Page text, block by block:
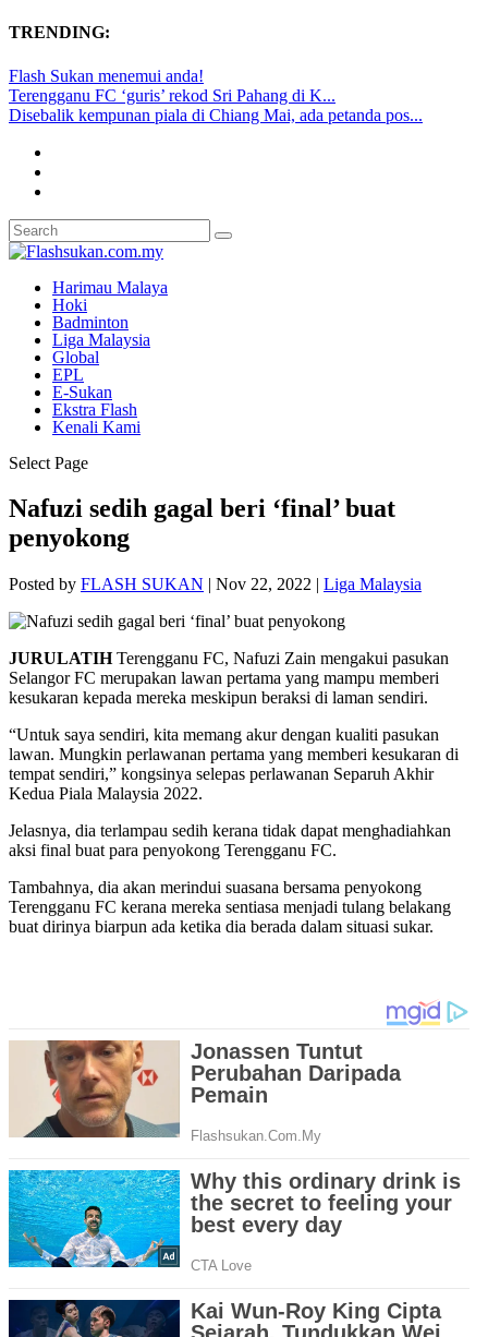
TRENDING:
Flash Sukan menemui anda!
Terengganu FC ‘guris’ rekod Sri Pahang di K...
Disebalik kempunan piala di Chiang Mai, ada petanda pos...
Harimau Malaya
Hoki
Badminton
Liga Malaysia
Global
EPL
E-Sukan
Ekstra Flash
Kenali Kami
Select Page
Nafuzi sedih gagal beri ‘final’ buat
penyokong
Posted by FLASH SUKAN | Nov 22, 2022 | Liga Malaysia
JURULATIHTerengganu FC, Nafuzi Zain mengakui pasukan
Selangor FC merupakan lawan pertama yang mampu memberi
kesukaran kepada mereka meskipun beraksi di laman sendiri.
“Untuk saya sendiri, kita memang akur dengan kualiti pasukan
lawan. Mungkin perlawanan pertama yang memberi kesukaran di
tempat sendiri,” kongsinya selepas perlawanan Separuh Akhir
Kedua Piala Malaysia 2022.
Jelasnya, dia terlampau sedih kerana tidak dapat menghadiahkan
aksi final buat para penyokong Terengganu FC.
Tambahnya, dia akan merindui suasana bersama penyokong
Terengganu FC kerana mereka sentiasa menjadi tulang belakang
buat dirinya biarpun ada ketika dia berada dalam situasi sukar.